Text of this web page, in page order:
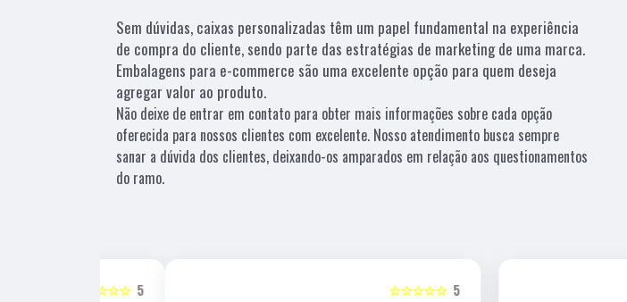
Sem dúvidas, caixas personalizadas têm um papel fundamental na experiência
de compra do cliente, sendo parte das estratégias de marketing de uma marca.
Embalagens para e-commerce são uma excelente opção para quem deseja
agregar valor ao produto.
Não deixe de entrar em contato para obter mais informações sobre cada opção
oferecida para nossos clientes com excelente. Nosso atendimento busca sempre
sanar a dúvida dos clientes, deixando-os amparados em relação aos questionamentos
do ramo.
5
☆☆☆☆☆